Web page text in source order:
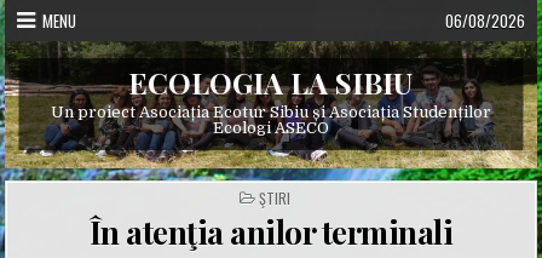
Skip
to
content
MENU 06/08/2026
ECOLOGIA LA SIBIU
Un proiect Asociația Ecotur Sibiu și Asociația Studenților
Ecologi ASECO
POSTED
IN
ŞTIRI
În atenţia anilor terminali